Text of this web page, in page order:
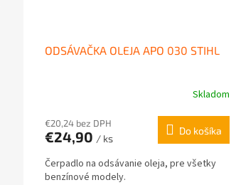
ODSÁVAČKA OLEJA APO 030 STIHL
Skladom
€20,24 bez DPH
€24,90 / ks
Do košíka
Čerpadlo na odsávanie oleja, pre všetky
benzínové modely.